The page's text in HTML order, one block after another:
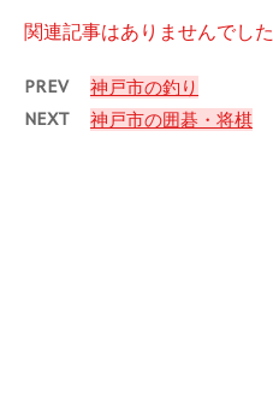
関連記事はありませんでした
PREV 神戸市の釣り
NEXT 神戸市の囲碁・将棋